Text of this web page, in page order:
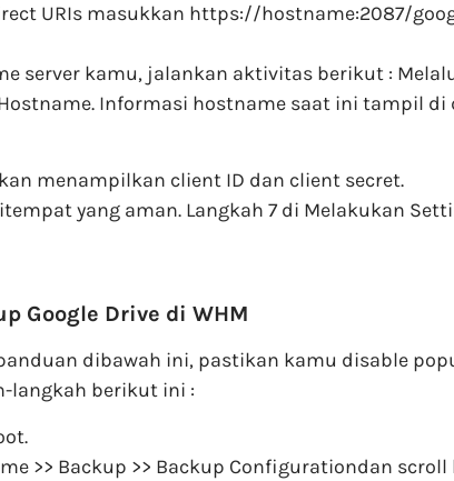
URIs masukkan https://hostname:2087/
server kamu, jalankan aktivitas berikut :
Informasi hostname saat ini tampil di
menampilkan client ID dan client secret.
yang aman. Langkah 7 di Melakukan
Google Drive di WHM
dibawah ini, pastikan kamu disable
langkah berikut ini :
>> Backup >> Backup Configurationdan